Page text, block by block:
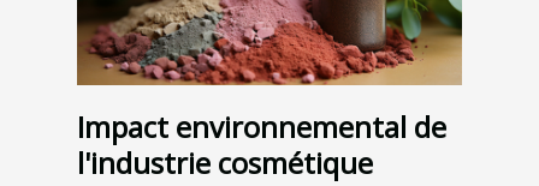
Impact environnemental de
l'industrie cosmétique